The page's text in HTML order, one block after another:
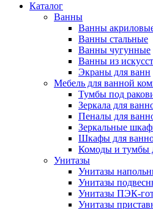
Каталог
Ванны
Ванны
Ванны стальные
Ванны чугунные
Ванны из
Экраны для ванн
Мебель для ванной
Тумбы под
Зеркала для
Пеналы для
Зеркальные
Шкафы для
Комоды и тумбы
Унитазы
Унитазы
Унитазы
Унитазы ПЭК-
Унитазы